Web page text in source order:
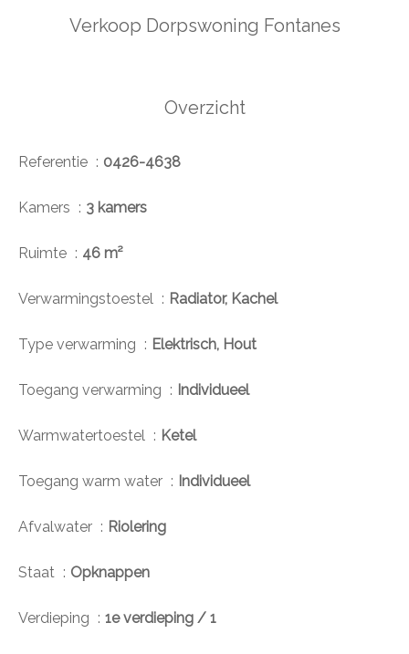
Verkoop Dorpswoning Fontanes
Overzicht
Referentie 0426-4638
Kamers 3 kamers
Ruimte 46 m²
Verwarmingstoestel Radiator, Kachel
Type verwarming Elektrisch, Hout
Toegang verwarming Individueel
Warmwatertoestel Ketel
Toegang warm water Individueel
Afvalwater Riolering
Staat Opknappen
Verdieping 1e verdieping / 1